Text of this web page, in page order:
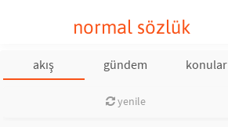
normal sözlük
akış gündem konular
yenile